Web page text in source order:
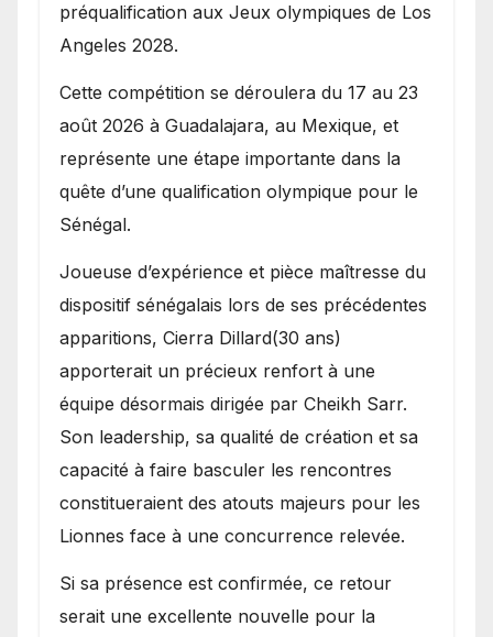
préqualification aux Jeux olympiques de Los
Angeles 2028.
Cette compétition se déroulera du 17 au 23
août 2026 à Guadalajara, au Mexique, et
représente une étape importante dans la
quête d’une qualification olympique pour le
Sénégal.
Joueuse d’expérience et pièce maîtresse du
dispositif sénégalais lors de ses précédentes
apparitions, Cierra Dillard(30 ans)
apporterait un précieux renfort à une
équipe désormais dirigée par Cheikh Sarr.
Son leadership, sa qualité de création et sa
capacité à faire basculer les rencontres
constitueraient des atouts majeurs pour les
Lionnes face à une concurrence relevée.
Si sa présence est confirmée, ce retour
serait une excellente nouvelle pour la